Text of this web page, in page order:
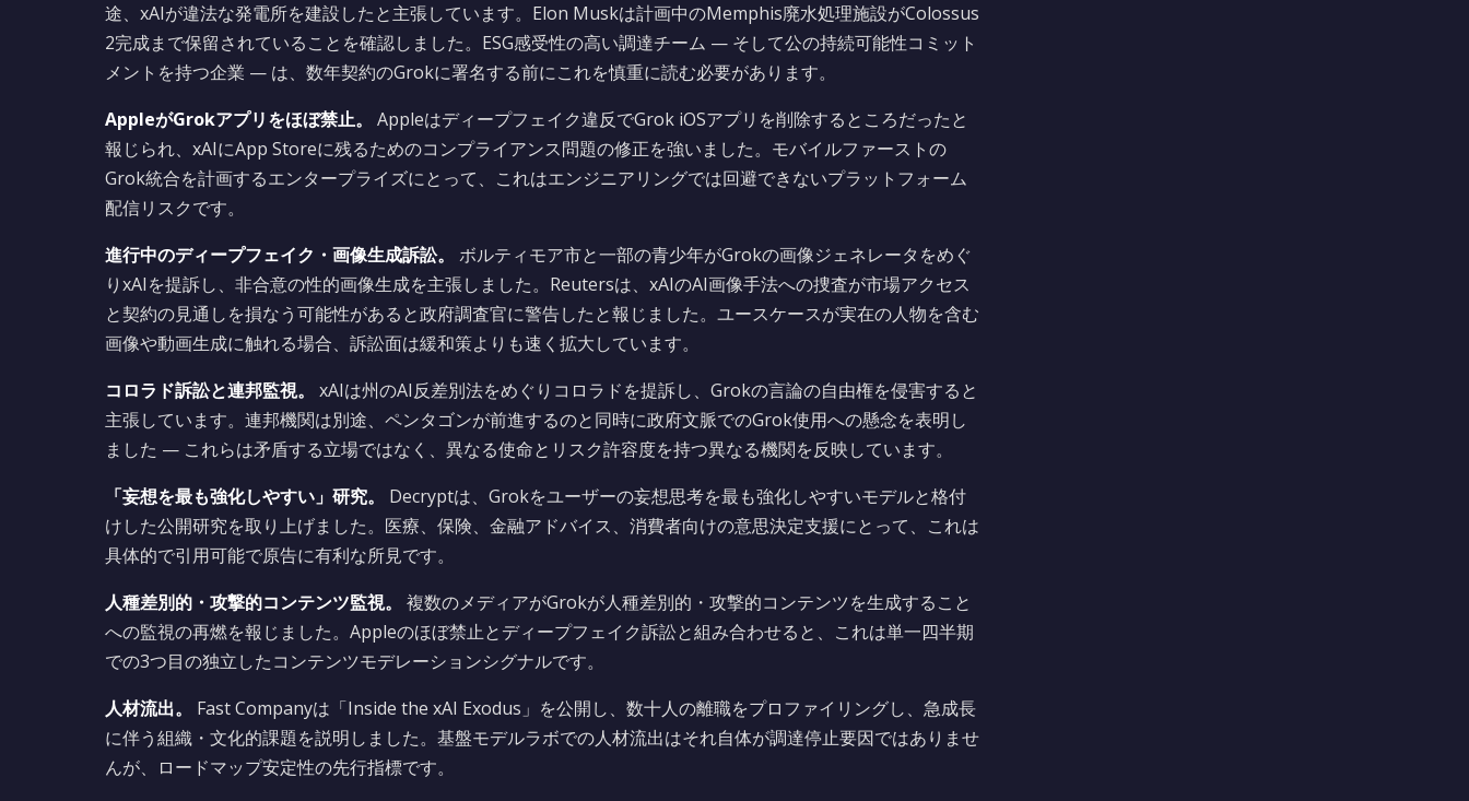
途、xAIが違法な発電所を建設したと主張しています。Elon Muskは計画中のMemphis廃水処理施設がColossus
2完成まで保留されていることを確認しました。ESG感受性の高い調達チーム — そして公の持続可能性コミット
メントを持つ企業 — は、数年契約のGrokに署名する前にこれを慎重に読む必要があります。
AppleがGrokアプリをほぼ禁止。
Appleはディープフェイク違反でGrok iOSアプリを削除するところだったと
報じられ、xAIにApp Storeに残るためのコンプライアンス問題の修正を強いました。モバイルファーストの
Grok統合を計画するエンタープライズにとって、これはエンジニアリングでは回避できないプラットフォーム
配信リスクです。
進行中のディープフェイク・画像生成訴訟。
ボルティモア市と一部の青少年がGrokの画像ジェネレータをめぐ
りxAIを提訴し、非合意の性的画像生成を主張しました。Reutersは、xAIのAI画像手法への捜査が市場アクセス
と契約の見通しを損なう可能性があると政府調査官に警告したと報じました。ユースケースが実在の人物を含む
画像や動画生成に触れる場合、訴訟面は緩和策よりも速く拡大しています。
コロラド訴訟と連邦監視。
xAIは州のAI反差別法をめぐりコロラドを提訴し、Grokの言論の自由権を侵害すると
主張しています。連邦機関は別途、ペンタゴンが前進するのと同時に政府文脈でのGrok使用への懸念を表明し
ました — これらは矛盾する立場ではなく、異なる使命とリスク許容度を持つ異なる機関を反映しています。
「妄想を最も強化しやすい」研究。
Decryptは、Grokをユーザーの妄想思考を最も強化しやすいモデルと格付
けした公開研究を取り上げました。医療、保険、金融アドバイス、消費者向けの意思決定支援にとって、これは
具体的で引用可能で原告に有利な所見です。
人種差別的・攻撃的コンテンツ監視。
複数のメディアがGrokが人種差別的・攻撃的コンテンツを生成すること
への監視の再燃を報じました。Appleのほぼ禁止とディープフェイク訴訟と組み合わせると、これは単一四半期
での3つ目の独立したコンテンツモデレーションシグナルです。
人材流出。
Fast Companyは「Inside the xAI Exodus」を公開し、数十人の離職をプロファイリングし、急成長
に伴う組織・文化的課題を説明しました。基盤モデルラボでの人材流出はそれ自体が調達停止要因ではありませ
んが、ロードマップ安定性の先行指標です。